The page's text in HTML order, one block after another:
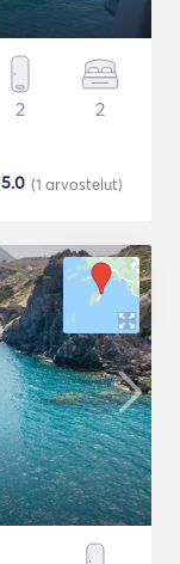
2 2
(1 arvostelut)
5.0